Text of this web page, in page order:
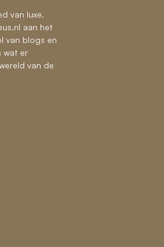
van luxe.
aan het
van blogs en
wat er
van de